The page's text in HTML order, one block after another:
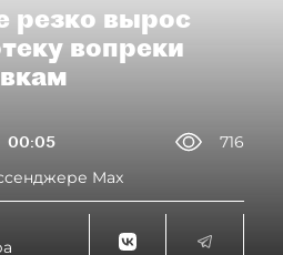
резко вырос
вопреки
00:05
716
Max